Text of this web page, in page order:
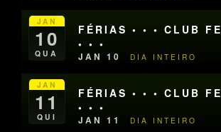
JAN
10
QUA
FÉRIAS • • • CLUB
• • •
JAN 10 DIA INTEIRO
JAN
11
QUI
FÉRIAS • • • CLUB
• • •
JAN 11 DIA INTEIRO